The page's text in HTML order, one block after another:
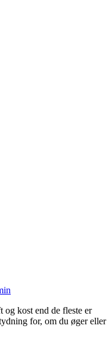
og livskvalitet
kost end de fleste er
for, om du øger eller